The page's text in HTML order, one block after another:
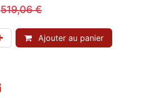
519,06€
Ajouter au panier